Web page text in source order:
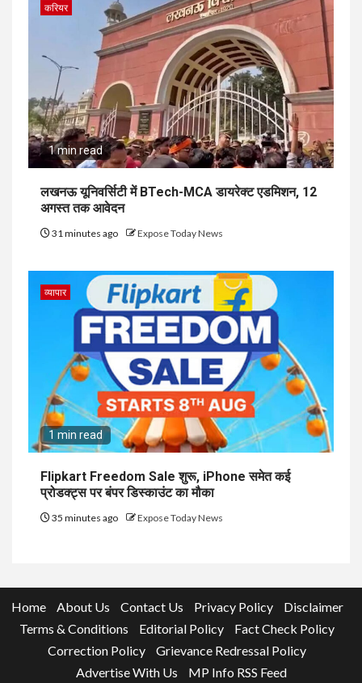
करियर
1 min read
लखनऊ यूनिवर्सिटी में BTech-MCA डायरेक्ट एडमिशन, 12
अगस्त तक आवेदन
31 minutes ago Expose Today News
व्यापार
1 min read
Flipkart Freedom Sale शुरू, iPhone समेत कई
प्रोडक्ट्स पर बंपर डिस्काउंट का मौका
35 minutes ago Expose Today News
Home About Us Contact Us Privacy Policy
Disclaimer
Terms & Conditions
Editorial Policy
Fact Check Policy
Correction Policy
Grievance Redressal Policy
Advertise With Us
MP Info RSS Feed